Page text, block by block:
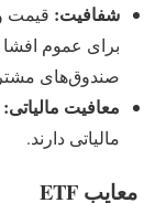
شفافیت:
برای عموم
صندوق‌های
معافیت مالیاتی:
مالیاتی دارند.
معایب ETF